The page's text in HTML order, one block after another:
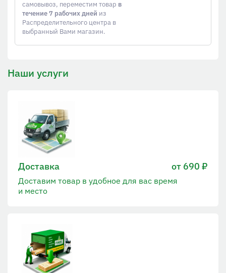
самовывоз, переместим товар в
течение 7 рабочих дней из
Распределительного центра в
выбранный Вами магазин.
Наши услуги
Доставка от 690 ₽
Доставим товар в удобное для вас время
и место